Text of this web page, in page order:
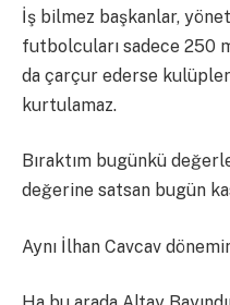
İş bilmez başkanlar,
futbolcuları sadece 250
da çarçur ederse
kurtulamaz.
Bıraktım bugünkü
değerine satsan bugün
Aynı İlhan Cavcav